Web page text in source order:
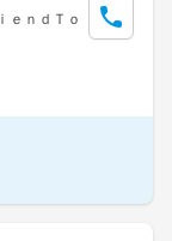
ｅｎｄＴｏ